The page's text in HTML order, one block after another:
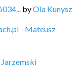
byOla Kunysz
- Mateusz